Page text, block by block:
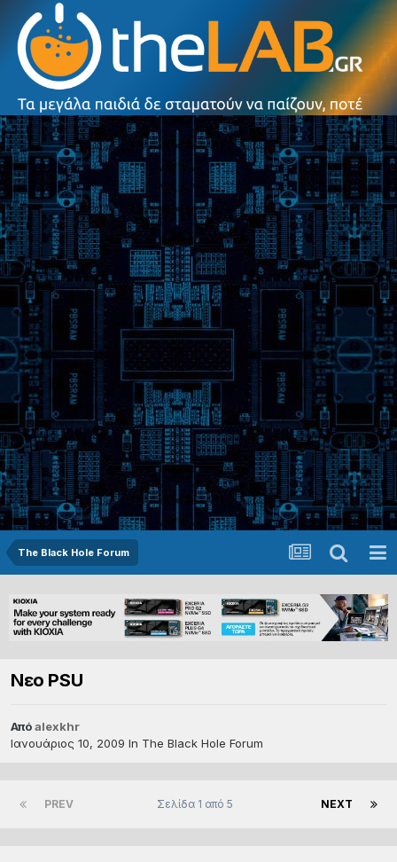
The Black Hole Forum
Νεο PSU
Απόalexkhr
Ιανουάριος 10, 2009 In The Black Hole Forum
PREV NEXT
Σελίδα 1 από 5